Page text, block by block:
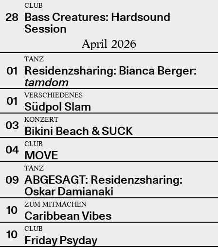
28
CLUB
Bass Creatures: Hardsound
Session
April 2026
01
TANZ
Residenzsharing: Bianca Berger:
tamdom
01
VERSCHIEDENES
Südpol Slam
03
KONZERT
Bikini Beach & SUCK
04
CLUB
MOVE
09
TANZ
ABGESAGT: Residenzsharing:
Oskar Damianaki
10
ZUM MITMACHEN
Caribbean Vibes
10
CLUB
Friday Psyday